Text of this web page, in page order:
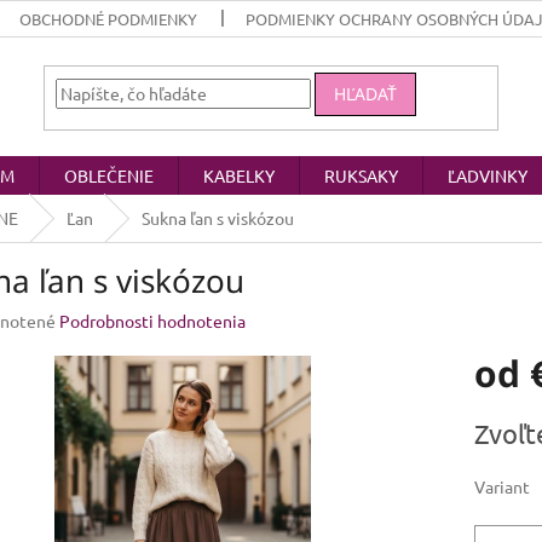
OBCHODNÉ PODMIENKY PODMIENKY OCHRANY OSOBNÝCH
HĽADAŤ
OBLEČENIE KABELKY RUKSAKY ĽADVINKY
Ľan Sukna ľan s viskózou
ľan s viskózou
Podrobnosti hodnotenia
od
cena:
Variant